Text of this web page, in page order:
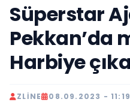
Süperstar
Pekkan’da
Harbiye
ZLINE 08.09.2023 -